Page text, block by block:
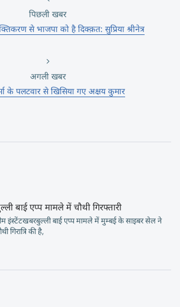
पिछली खबर
से भाजपा को है दिक्क़त: सुप्रिया श्रीनेत्र
अगली खबर
के पलटवार से खिसिया गए अक्षय कुमार
बाई एप्प मामले में चौथी गिरफ्तारी
इंस्टेंटखबरबुल्ली बाई एप्प मामले में मुम्बई के साइबर सेल ने
गिरात्रि की है,